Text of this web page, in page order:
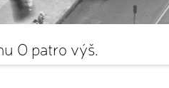
O patro výš.